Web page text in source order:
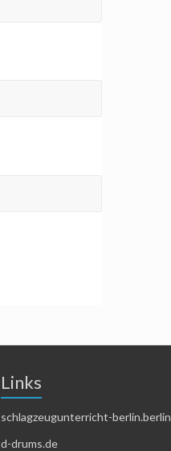
Links
schlagzeugunterricht-berlin.berlin
d-drums.de